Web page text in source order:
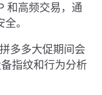
和高频交易，通
。
多多大促期间会
指纹和行为分析